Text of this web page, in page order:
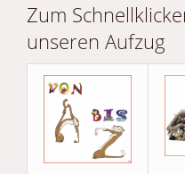
Zum
unseren Aufzug